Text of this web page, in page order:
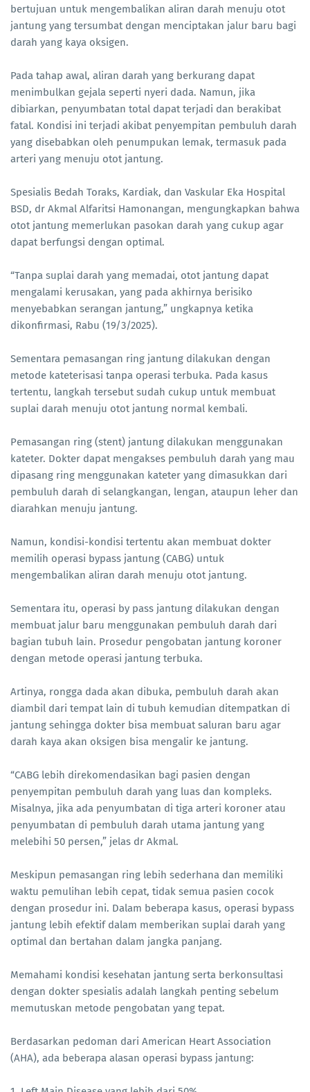
bertujuan untuk mengembalikan aliran darah menuju otot
jantung yang tersumbat dengan menciptakan jalur baru bagi
darah yang kaya oksigen.
Pada tahap awal, aliran darah yang berkurang dapat
menimbulkan gejala seperti nyeri dada. Namun, jika
dibiarkan, penyumbatan total dapat terjadi dan berakibat
fatal. Kondisi ini terjadi akibat penyempitan pembuluh darah
yang disebabkan oleh penumpukan lemak, termasuk pada
arteri yang menuju otot jantung.
Spesialis Bedah Toraks, Kardiak, dan Vaskular Eka Hospital
BSD, dr Akmal Alfaritsi Hamonangan, mengungkapkan bahwa
otot jantung memerlukan pasokan darah yang cukup agar
dapat berfungsi dengan optimal.
“Tanpa suplai darah yang memadai, otot jantung dapat
mengalami kerusakan, yang pada akhirnya berisiko
menyebabkan serangan jantung,” ungkapnya ketika
dikonfirmasi, Rabu (19/3/2025).
Sementara pemasangan ring jantung dilakukan dengan
metode kateterisasi tanpa operasi terbuka. Pada kasus
tertentu, langkah tersebut sudah cukup untuk membuat
suplai darah menuju otot jantung normal kembali.
Pemasangan ring (stent) jantung dilakukan menggunakan
kateter. Dokter dapat mengakses pembuluh darah yang mau
dipasang ring menggunakan kateter yang dimasukkan dari
pembuluh darah di selangkangan, lengan, ataupun leher dan
diarahkan menuju jantung.
Namun, kondisi-kondisi tertentu akan membuat dokter
memilih operasi bypass jantung (CABG) untuk
mengembalikan aliran darah menuju otot jantung.
Sementara itu, operasi by pass jantung dilakukan dengan
membuat jalur baru menggunakan pembuluh darah dari
bagian tubuh lain. Prosedur pengobatan jantung koroner
dengan metode operasi jantung terbuka.
Artinya, rongga dada akan dibuka, pembuluh darah akan
diambil dari tempat lain di tubuh kemudian ditempatkan di
jantung sehingga dokter bisa membuat saluran baru agar
darah kaya akan oksigen bisa mengalir ke jantung.
“CABG lebih direkomendasikan bagi pasien dengan
penyempitan pembuluh darah yang luas dan kompleks.
Misalnya, jika ada penyumbatan di tiga arteri koroner atau
penyumbatan di pembuluh darah utama jantung yang
melebihi 50 persen,” jelas dr Akmal.
Meskipun pemasangan ring lebih sederhana dan memiliki
waktu pemulihan lebih cepat, tidak semua pasien cocok
dengan prosedur ini. Dalam beberapa kasus, operasi bypass
jantung lebih efektif dalam memberikan suplai darah yang
optimal dan bertahan dalam jangka panjang.
Memahami kondisi kesehatan jantung serta berkonsultasi
dengan dokter spesialis adalah langkah penting sebelum
memutuskan metode pengobatan yang tepat.
Berdasarkan pedoman dari American Heart Association
(AHA), ada beberapa alasan operasi bypass jantung: